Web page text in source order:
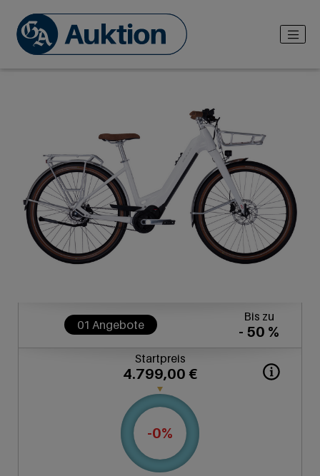
01 Angebote
Bis zu
- 50 %
Startpreis
4.799,00 €
-0%